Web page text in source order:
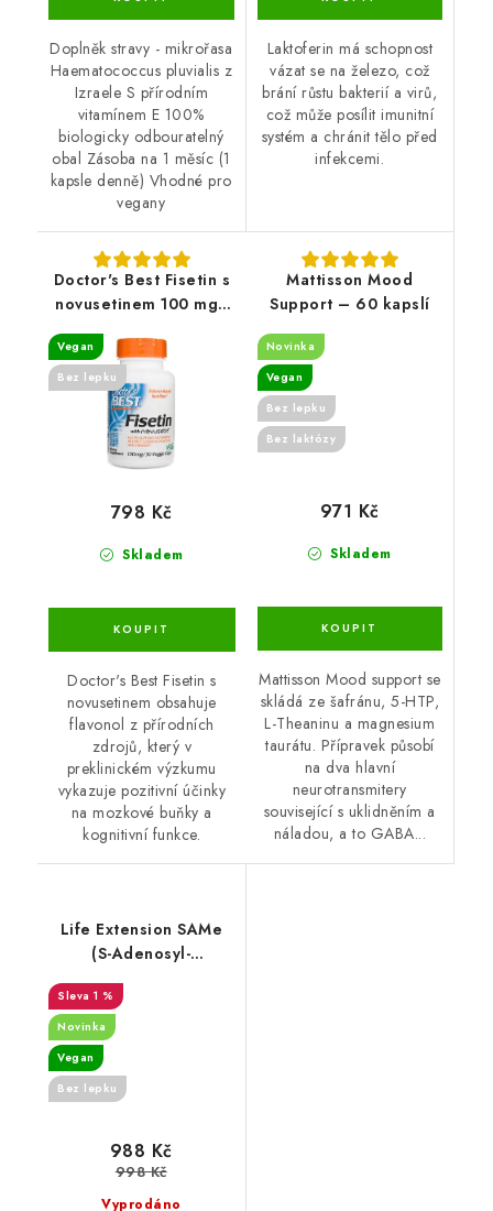
Doplněk stravy - mikrořasa
Haematococcus pluvialis z
Izraele S přírodním
vitamínem E 100%
biologicky odbouratelný
obal Zásoba na 1 měsíc (1
kapsle denně) Vhodné pro
vegany
Laktoferin má schopnost
vázat se na železo, což
brání růstu bakterií a virů,
což může posílit imunitní
systém a chránit tělo před
infekcemi.
Doctor's Best Fisetin s
novusetinem 100 mg -
Vegan
Bez lepku
Skladem
798 Kč
Doctor's Best Fisetin s
novusetinem obsahuje
flavonol z přírodních
zdrojů, který v
preklinickém výzkumu
vykazuje pozitivní účinky
na mozkové buňky a
kognitivní funkce.
Mattisson Mood
Support – 60 kapslí
Novinka
Vegan
Bez lepku
Bez laktózy
Skladem
971 Kč
Mattisson Mood support se
skládá ze šafránu, 5-HTP,
L-Theaninu a magnesium
taurátu. Přípravek působí
na dva hlavní
neurotransmitery
související s uklidněním a
náladou, a to GABA...
Life Extension SAMe
(S-Adenosyl-
Methionine), 400 mg,
30 enterosolventních
1 %
Novinka
Vegan
Bez lepku
Vyprodáno
988 Kč
998 Kč